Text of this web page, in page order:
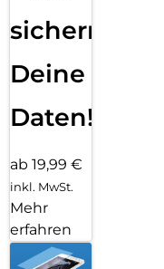
sichern
Deine
Daten!
ab 19,99 €
inkl. MwSt.
Mehr
erfahren